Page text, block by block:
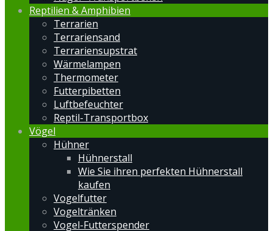
Reptilien & Amphibien
Terrarien
Terrariensand
Terrariensupstrat
Wärmelampen
Thermometer
Futterpibetten
Luftbefeuchter
Reptil-Transportbox
Vögel
Hühner
Hühnerstall
Wie Sie ihren perfekten Hühnerstall
kaufen
Vogelfutter
Vogeltränken
Vogel-Futterspender